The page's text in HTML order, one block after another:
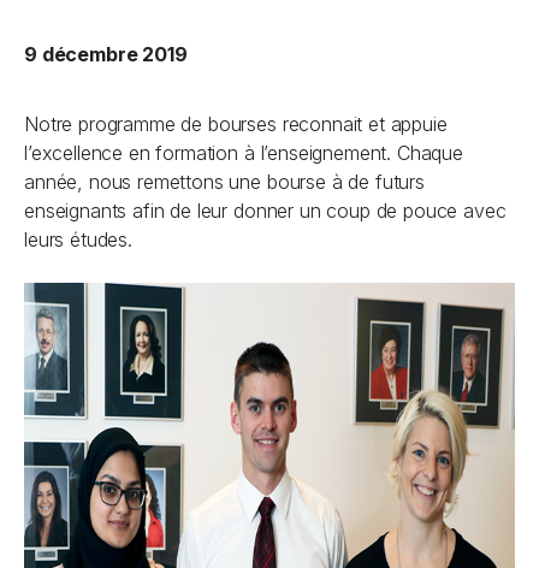
9 décembre 2019
Notre programme de bourses reconnait et appuie
l’excellence en formation à l’enseignement. Chaque
année, nous remettons une bourse à de futurs
enseignants afin de leur donner un coup de pouce avec
leurs études.